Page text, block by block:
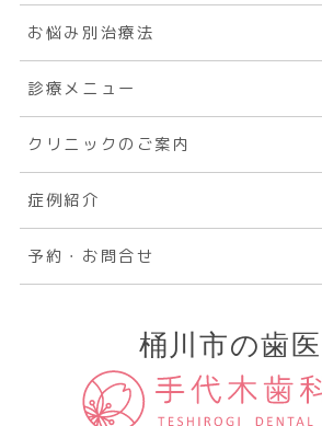
お悩み別治療法
診療メニュー
クリニックのご案内
症例紹介
予約・お問合せ
桶川市の歯